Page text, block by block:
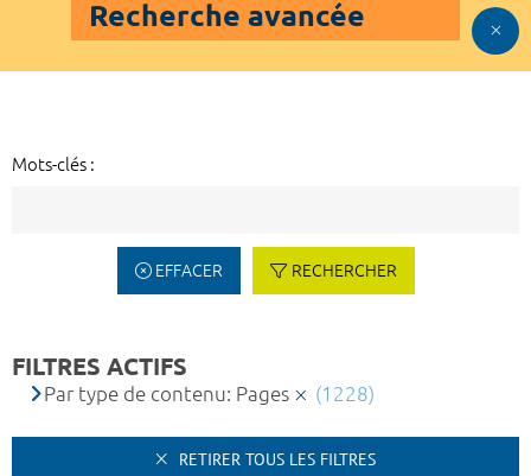
Recherche avancée
Mots-clés :
EFFACER RECHERCHER
FILTRES ACTIFS
Par type de contenu: Pages (1228)
RETIRER TOUS LES FILTRES